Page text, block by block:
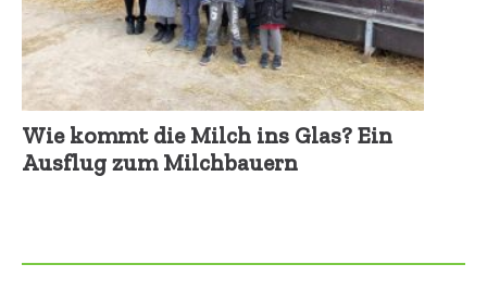
Wie kommt die Milch ins Glas? Ein
Ausflug zum Milchbauern